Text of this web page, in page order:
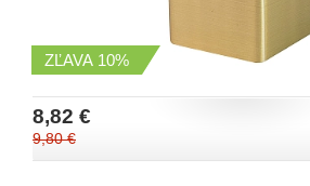
ZĽAVA 10%
8,82 €
9,80 €